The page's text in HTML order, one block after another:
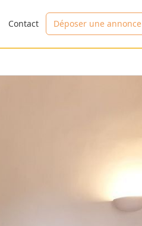
Contact Déposer une annonce